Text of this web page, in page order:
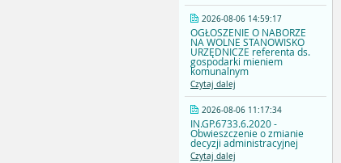
2026-08-06 14:59:17
OGŁOSZENIE O NABORZE
NA WOLNE STANOWISKO
URZĘDNICZE referenta ds.
gospodarki mieniem
komunalnym
Czytaj dalej
2026-08-06 11:17:34
IN.GP.6733.6.2020 -
Obwieszczenie o zmianie
decyzji administracyjnej
Czytaj dalej